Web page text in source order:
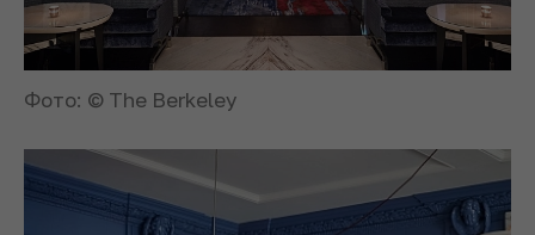
Фото: © The Berkeley